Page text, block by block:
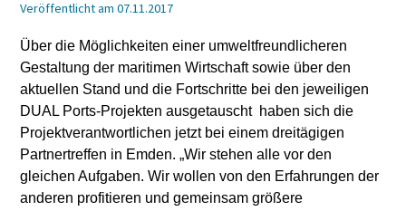
Veröffentlicht am 07.11.2017
Über die Möglichkeiten einer umweltfreundlicheren
Gestaltung der maritimen Wirtschaft sowie über den
aktuellen Stand und die Fortschritte bei den jeweiligen
DUAL Ports-Projekten ausgetauscht haben sich die
Projektverantwortlichen jetzt bei einem dreitägigen
Partnertreffen in Emden. „Wir stehen alle vor den
gleichen Aufgaben. Wir wollen von den Erfahrungen der
anderen profitieren und gemeinsam größere